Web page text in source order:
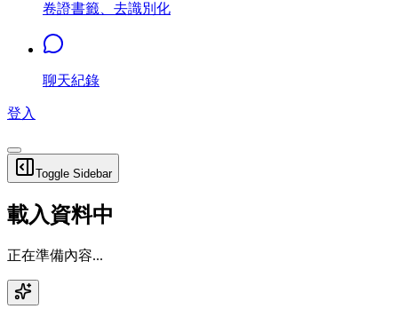
卷證書籤、去識別化
聊天紀錄
登入
Toggle Sidebar
載入資料中
正在準備內容...